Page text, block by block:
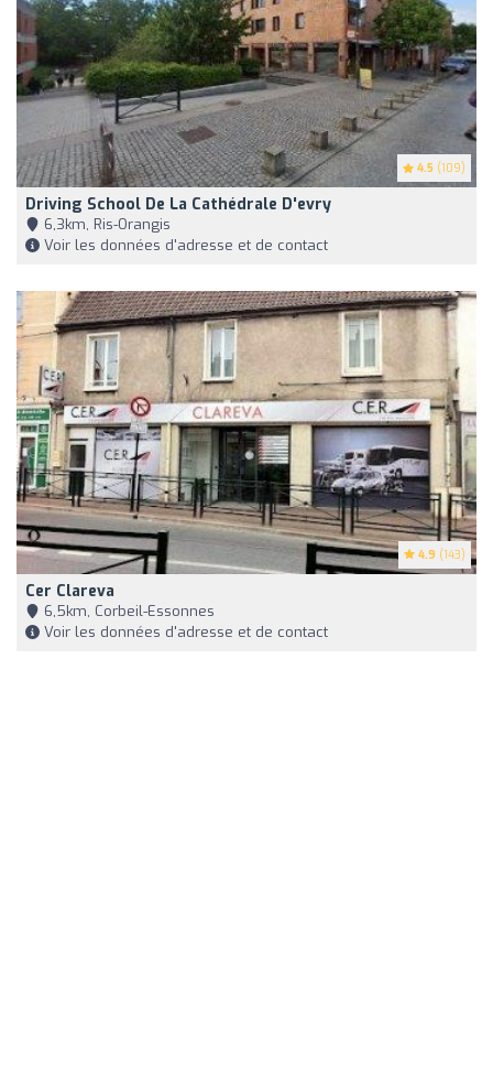
4.5 (109)
Driving School De La Cathédrale D'evry
6,3km, Ris-Orangis
Voir les données d'adresse et de contact
4.9 (143)
Cer Clareva
6,5km, Corbeil-Essonnes
Voir les données d'adresse et de contact